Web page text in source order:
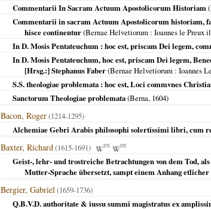
Commentarii In Sacram Actuum Apostolicorum Historiam(
Commentarii in sacram Actuum Apostolicorum historiam,
hisce continentur(Bernae Helvetiorum : Ioannes le Preux
In D. Mosis Pentateuchum : hoc est, priscam Dei legem,
In D. Mosis Pentateuchum, hoc est, priscam Dei legem,
[Hrsg.:] Stephanus Faber(Bernae Helvetiorum : Ioannes
S.S. theologiae problemata : hoc est, Loci commvnes
Sanctorum Theologiae problemata(Berna, 1604)
Bacon, Roger(1214-1295)
Alchemiae Gebri Arabis philosophi solertissimi libri, cum
Baxter, Richard(1615-1691) EN DE
Geist-, lehr- und trostreiche Betrachtungen von dem Tod,
Mutter-Sprache übersetzt, sampt einem Anhang
Bergier, Gabriel(1659-1736)
Q.B.V.D. authoritate & iussu summi magistratus ex